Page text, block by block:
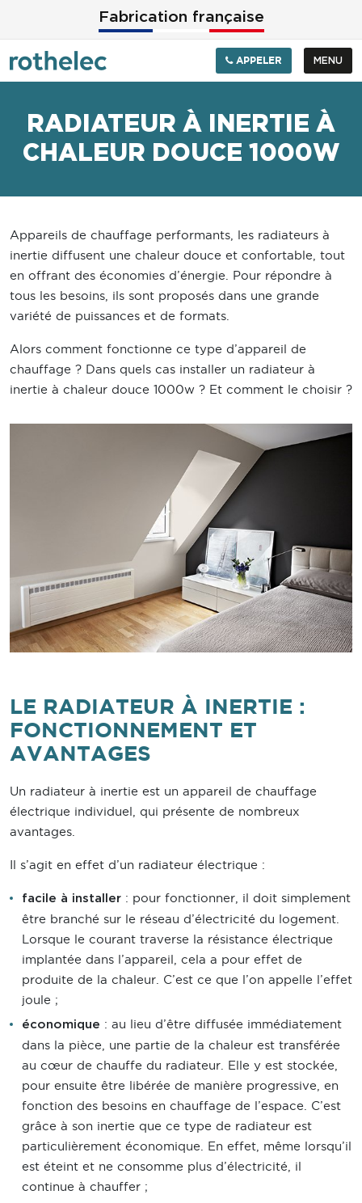
Aller au contenu principal
Fabrication française
APPELER MENU
RADIATEUR À INERTIE À
CHALEUR DOUCE 1000W
Appareils de chauffage performants, les radiateurs à
inertie diffusent une chaleur douce et confortable, tout
en offrant des économies d’énergie. Pour répondre à
tous les besoins, ils sont proposés dans une grande
variété de puissances et de formats.
Alors comment fonctionne ce type d’appareil de
chauffage ? Dans quels cas installer un radiateur à
inertie à chaleur douce 1000w ? Et comment le choisir ?
LE RADIATEUR À INERTIE :
FONCTIONNEMENT ET
AVANTAGES
Un radiateur à inertie est un appareil de chauffage
électrique individuel, qui présente de nombreux
avantages.
Il s’agit en effet d’un radiateur électrique :
facile à installer : pour fonctionner, il doit simplement
être branché sur le réseau d’électricité du logement.
Lorsque le courant traverse la résistance électrique
implantée dans l’appareil, cela a pour effet de
produite de la chaleur. C’est ce que l’on appelle l’effet
joule ;
économique : au lieu d’être diffusée immédiatement
dans la pièce, une partie de la chaleur est transférée
au cœur de chauffe du radiateur. Elle y est stockée,
pour ensuite être libérée de manière progressive, en
fonction des besoins en chauffage de l’espace. C’est
grâce à son inertie que ce type de radiateur est
particulièrement économique. En effet, même lorsqu’il
est éteint et ne consomme plus d’électricité, il
continue à chauffer ;